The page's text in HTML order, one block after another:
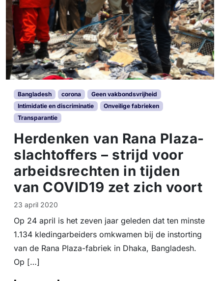
Bangladesh corona
Geen vakbondsvrijheid
Intimidatie en discriminatie
Onveilige fabrieken
Transparantie
Herdenken van Rana Plaza-
slachtoffers – strijd voor
arbeidsrechten in tijden
van COVID19 zet zich voort
23 april 2020
Op 24 april is het zeven jaar geleden dat ten minste
1.134 kledingarbeiders omkwamen bij de instorting
van de Rana Plaza-fabriek in Dhaka, Bangladesh.
Op […]